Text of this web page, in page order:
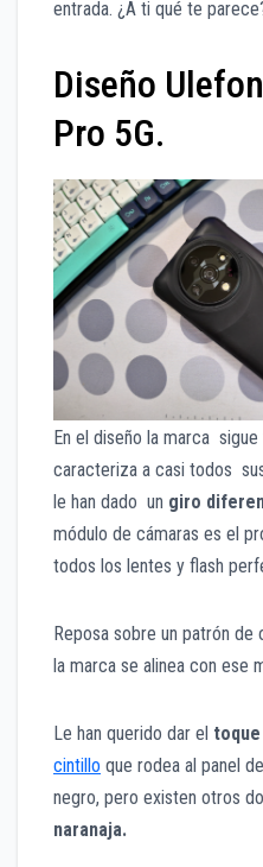
entrada. ¿A ti qué te
Diseño
Pro 5G.
En el diseño la marca sigue
caracteriza a casi todos
le han dado un giro
módulo de cámaras es el
todos los lentes y flash
Reposa sobre un patrón
la marca se alinea con ese
Le han querido dar el
cintillo que rodea al panel
negro, pero existen otros
naranaja.